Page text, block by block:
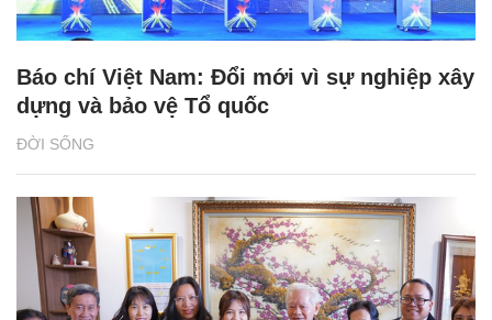
ĐỜI SỐNG
Báo chí Việt Nam: Đổi mới vì sự nghiệp xây
dựng và bảo vệ Tổ quốc